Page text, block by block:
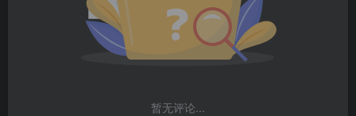
暂无评论...